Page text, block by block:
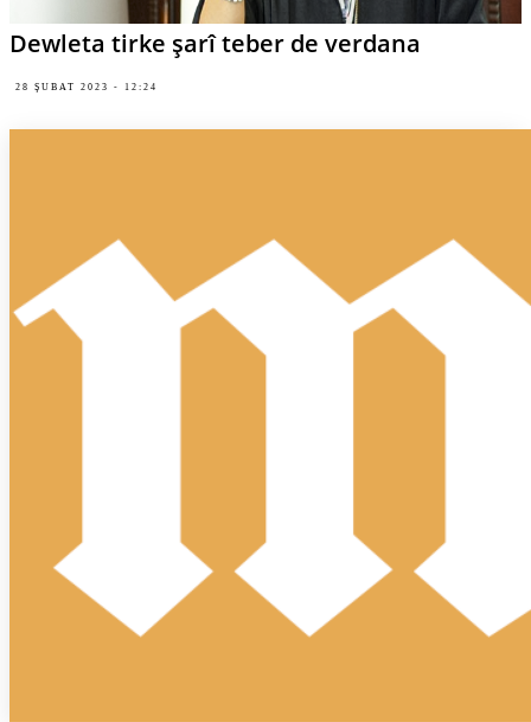
Dewleta tirke şarî teber de verdana
28 ŞUBAT 2023 - 12:24